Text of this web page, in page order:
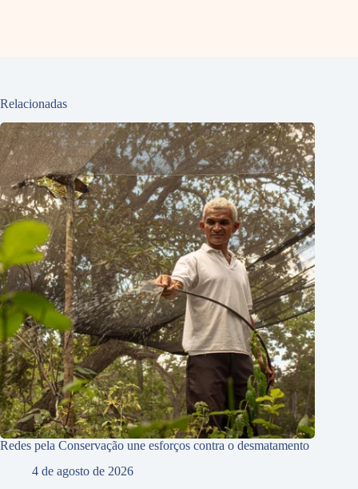
Relacionadas
Redes pela Conservação une esforços contra o desmatamento
4 de agosto de 2026